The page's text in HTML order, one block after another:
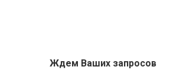
Ждем Ваших запросов